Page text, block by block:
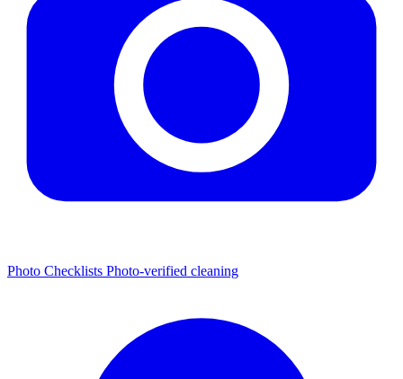
Photo Checklists Photo-verified cleaning